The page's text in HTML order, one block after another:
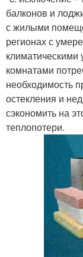
балконов и
с жилыми
регионах с
комнатами
необходимость
остекления и
сэкономить на
теплопотери.